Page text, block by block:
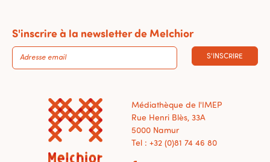
S'inscrire à la newsletter de Melchior
S'INSCRIRE
Médiathèque de l'IMEP
Rue Henri Blès, 33A
5000 Namur
Tel : +32 (0)81 74 46 80